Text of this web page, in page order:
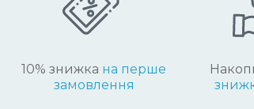
10% знижка на перше
замовлення